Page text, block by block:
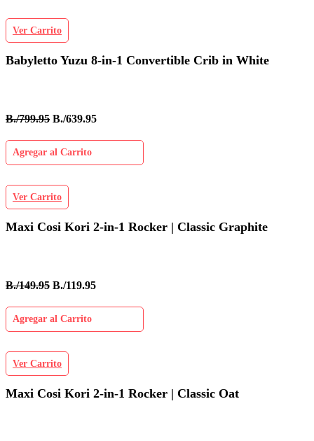
Ver Carrito
Babyletto Yuzu 8-in-1 Convertible Crib in White
B./799.95 B./639.95
Agregar al Carrito
Ver Carrito
Maxi Cosi Kori 2-in-1 Rocker | Classic Graphite
B./149.95 B./119.95
Agregar al Carrito
Ver Carrito
Maxi Cosi Kori 2-in-1 Rocker | Classic Oat